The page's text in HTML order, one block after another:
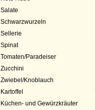
Salate
Schwarzwurzeln
Sellerie
Spinat
Tomaten/Paradeiser
Zucchini
Zwiebel/Knoblauch
Kartoffel
Küchen- und Gewürzkräuter